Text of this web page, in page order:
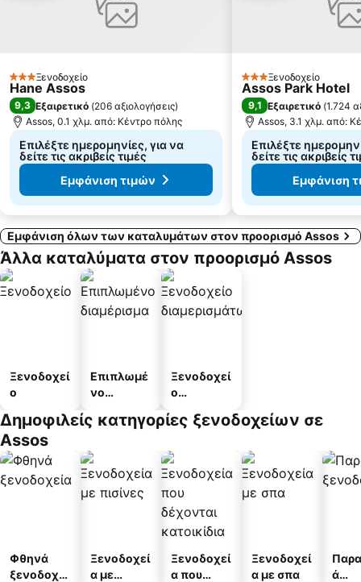
3 ΑστέριαΞενοδοχείο
Hane Assos
9,3 Εξαιρετικό (206 αξιολογήσεις)
Assos, 0.1 χλμ. από: Κέντρο πόλης
Επιλέξτε ημερομηνίες, για να
δείτε τις ακριβείς τιμές
Εμφάνιση τιμών
3 ΑστέριαΞενοδοχείο
Assos Park Hotel
9,1 Εξαιρετικό (1.724
Assos, 3.1 χλμ. από:
Επιλέξτε
δείτε τις ακριβείς
Εμφάνιση
Εμφάνιση όλων των καταλυμάτων στον προορισμό Assos
Άλλα καταλύματα στον προορισμό Assos
Ξενοδοχεί
ο
Επιπλωμέ
νο
α
Ξενοδοχεί
ο
άτων
Δημοφιλείς κατηγορίες ξενοδοχείων σε
Assos
Φθηνά
ξενοδοχεί
Ξενοδοχεί
α με
Ξενοδοχεί
α που
Ξενοδοχεί
α με σπα
ά